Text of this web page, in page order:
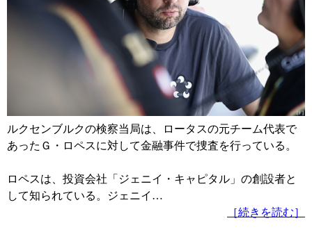
ルクセンブルクの検察当局は、ロータスの元チーム代表で
あったＧ・ロペスに対して金融事件で捜査を行っている。
ロペスは、投資会社「ジェニイ・キャピタル」の創設者と
して知られている。ジェニイ…
［続きを読む］